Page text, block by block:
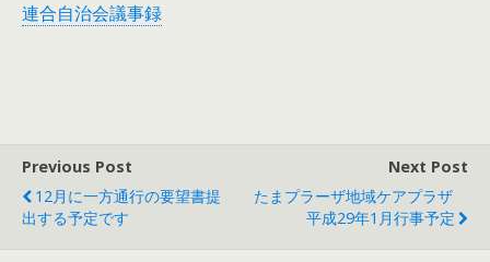
連合自治会議事録
Previous Post
12月に一方通行の要望書提
出する予定です
Next Post
たまプラーザ地域ケアプラザ
平成29年1月行事予定